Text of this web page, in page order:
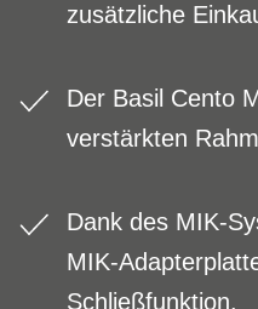
zusätzliche
Der Basil Cento
verstärkten
Dank des MIK-
MIK-
Schließfunktion.